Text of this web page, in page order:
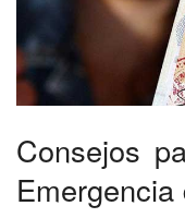
Consejos